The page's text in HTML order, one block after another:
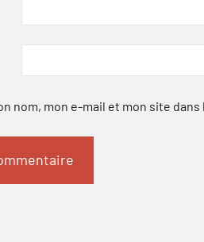
nom, mon e-mail et mon site